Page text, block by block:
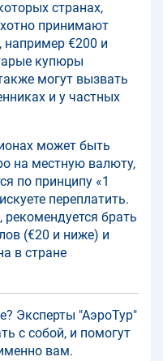
странах,
принимают
€200 и
купюры
могут вызвать
и у частных
может быть
на местную валюту,
по принципу «1
переплатить.
брать
(€20 и ниже) и
в стране
Эксперты "АэроТур"
с собой, и помогут
вам.